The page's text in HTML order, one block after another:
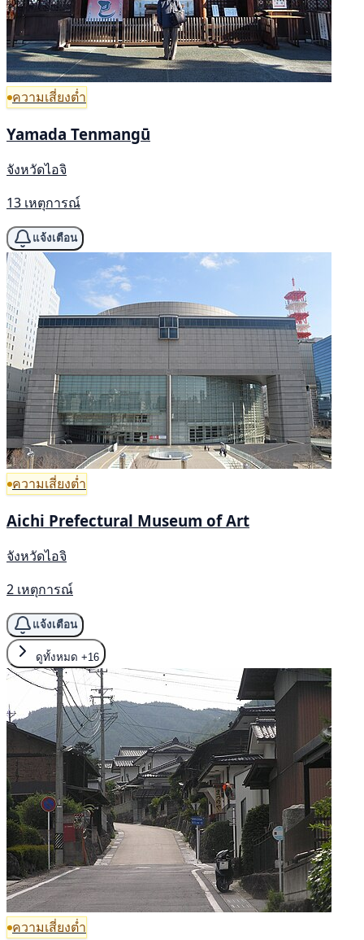
ความเสี่ยงต่ำ
Yamada Tenmangū
จังหวัดไอจิ
13 เหตุการณ์
แจ้งเตือน
ความเสี่ยงต่ำ
Aichi Prefectural Museum of Art
จังหวัดไอจิ
2 เหตุการณ์
แจ้งเตือน
ดูทั้งหมด +16
ความเสี่ยงต่ำ